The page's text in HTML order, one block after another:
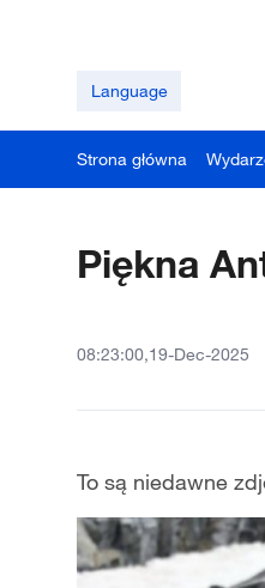
Language
Strona główna
Piękna
08:23:00,19-Dec-2025
To są niedawne